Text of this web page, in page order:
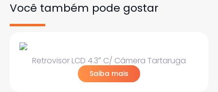
Você também pode gostar
Retrovisor LCD 4.3″ C/ Câmera Tartaruga
Saiba mais